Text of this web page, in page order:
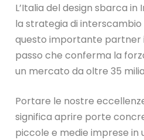
L’Italia del design sbarca
la strategia di
questo importante partner
passo che conferma la
un mercato da oltre 35
Portare le nostre
significa aprire porte
piccole e medie imprese in